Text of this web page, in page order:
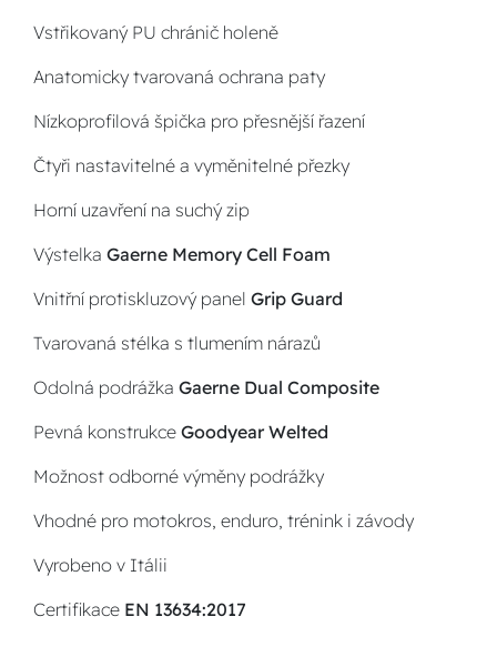
Vstřikovaný PU chránič holeně
Anatomicky tvarovaná ochrana paty
Nízkoprofilová špička pro přesnější řazení
Čtyři nastavitelné a vyměnitelné přezky
Horní uzavření na suchý zip
Výstelka Gaerne Memory Cell Foam
Vnitřní protiskluzový panel Grip Guard
Tvarovaná stélka s tlumením nárazů
Odolná podrážka Gaerne Dual Composite
Pevná konstrukce Goodyear Welted
Možnost odborné výměny podrážky
Vhodné pro motokros, enduro, trénink i závody
Vyrobeno v Itálii
Certifikace EN 13634:2017